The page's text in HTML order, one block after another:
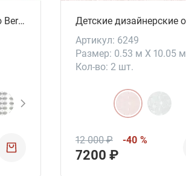
Обои для стен в детскую Bersa II
Артикул: 6249
Размер: 0.53 м X 10.05 м
Кол-во: 2 шт.
12 000 ₽ -40 %
7200 ₽